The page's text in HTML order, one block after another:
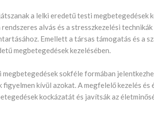
a lelki eredetű testi megbetegedések
alvás és a stresszkezelési
Emellett a társas támogatás és a
megbetegedések kezelésében.
sokféle formában
kívül azokat. A megfelelő kezelés
kockázatát és javítsák az